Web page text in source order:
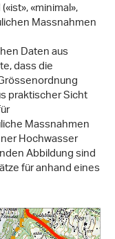
«minimal»,
Massnahmen
Daten aus
dass die
praktischer Sicht
Massnahmen
Hochwasser
Abbildung sind
für anhand eines